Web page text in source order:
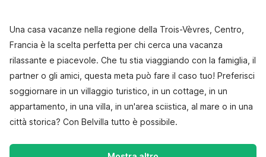
Una casa vacanze nella regione della Trois-Vèvres, Centro,
Francia è la scelta perfetta per chi cerca una vacanza
rilassante e piacevole. Che tu stia viaggiando con la famiglia, il
partner o gli amici, questa meta può fare il caso tuo! Preferisci
soggiornare in un villaggio turistico, in un cottage, in un
appartamento, in una villa, in un'area sciistica, al mare o in una
città storica? Con Belvilla tutto è possibile.